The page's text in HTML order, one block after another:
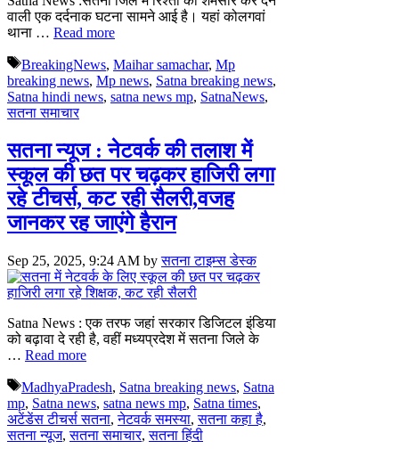
वाली एक दर्दनाक घटना सामने आई है। यहां कोलगवां
थाना … Read more
Tags
BreakingNews, Maihar samachar, Mp
breaking news, Mp news, Satna breaking news,
Satna hindi news, satna news mp, SatnaNews,
सतना समाचार
सतना न्यूज : नेटवर्क की तलाश में
स्कूल की छत पर चढ़कर हाजिरी लगा
रहे टीचर्स, कट रही सैलरी,वजह
जानकर रह जाएंगे हैरान
Sep 25, 2025, 9:24 AM byसतना टाइम्स डेस्क
Satna News : एक तरफ जहां सरकार डिजिटल इंडिया
को बढ़ावा दे रही है, वहीं मध्यप्रदेश में सतना जिले के
… Read more
Tags
MadhyaPradesh, Satna breaking news, Satna
mp, Satna news, satna news mp, Satna times,
अटेंडेंस टीचर्स सतना,नेटवर्क समस्या,सतना कहा है,
सतना न्यूज,सतना समाचार,सतना हिंदी